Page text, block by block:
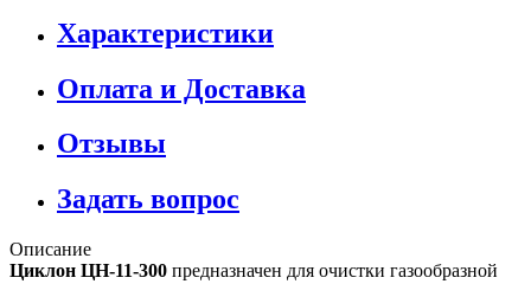
Характеристики
Оплата и Доставка
Отзывы
Задать вопрос
Описание
Циклон ЦН-11-300 предназначен для очистки газообразной